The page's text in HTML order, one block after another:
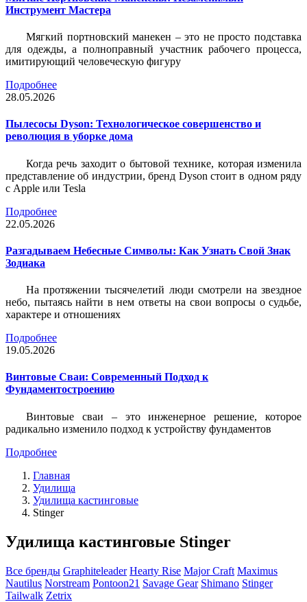
Инструмент Мастера
Мягкий портновский манекен – это не просто подставка
для одежды, а полноправный участник рабочего процесса,
имитирующий человеческую фигуру
Подробнее
28.05.2026
Пылесосы Dyson: Технологическое совершенство и
революция в уборке дома
Когда речь заходит о бытовой технике, которая изменила
представление об индустрии, бренд Dyson стоит в одном ряду
с Apple или Tesla
Подробнее
22.05.2026
Разгадываем Небесные Символы: Как Узнать Свой Знак
Зодиака
На протяжении тысячелетий люди смотрели на звездное
небо, пытаясь найти в нем ответы на свои вопросы о судьбе,
характере и отношениях
Подробнее
19.05.2026
Винтовые Сваи: Современный Подход к
Фундаментостроению
Винтовые сваи – это инженерное решение, которое
радикально изменило подход к устройству фундаментов
Подробнее
Главная
Удилища
Удилища кастинговые
Stinger
Удилища кастинговые Stinger
Все бренды Graphiteleader Hearty Rise Major Craft Maximus
Nautilus Norstream Pontoon21 Savage Gear Shimano Stinger
Tailwalk Zetrix